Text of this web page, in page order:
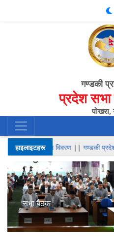
गण्डकी
प्रदेश
पोखरा,
हाइलाइटहरू
संक्षिप्त विवरण ||गण्डकी प्रदेश सभाको
सभा